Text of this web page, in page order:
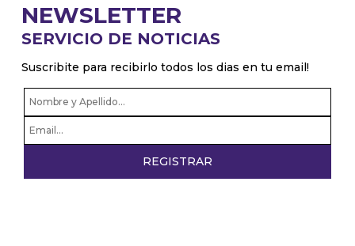
NEWSLETTER
SERVICIO DE NOTICIAS
Suscribite para recibirlo todos los dias en tu email!